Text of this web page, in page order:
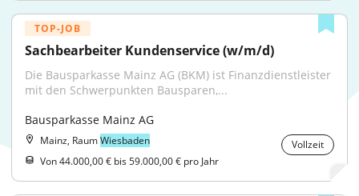
TOP-JOB
Sachbearbeiter Kundenservice (w/m/d)
Die Bausparkasse Mainz AG (BKM) ist Finanzdienstleister
mit den Schwerpunkten Bausparen,...
Bausparkasse Mainz AG
Mainz, RaumWiesbaden
Vollzeit
Von 44.000,00 € bis 59.000,00 € pro Jahr